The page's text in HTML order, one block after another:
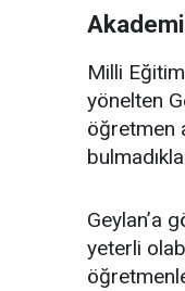
Milli
yönelten
öğretmen
Geylan’a
yeterli